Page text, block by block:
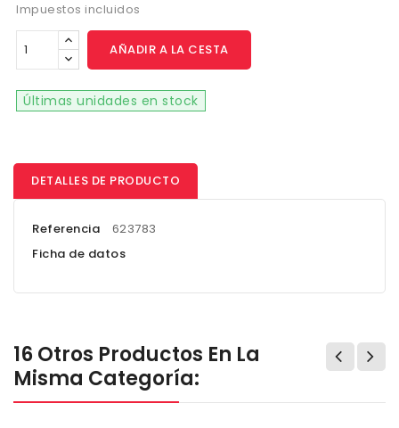
Impuestos incluidos
AÑADIR A LA CESTA
Últimas unidades en stock
DETALLES DE PRODUCTO
Referencia
623783
Ficha de datos
16 Otros Productos En La
Misma Categoría: